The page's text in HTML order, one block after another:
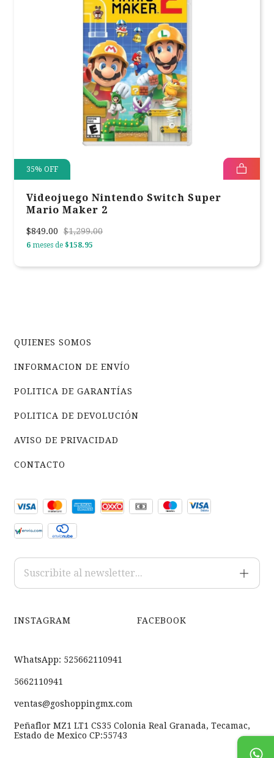
35% OFF
Videojuego Nintendo Switch Super
Mario Maker 2
$849.00 $1,299.00
6 meses de $158.95
QUIENES SOMOS
INFORMACION DE ENVÍO
POLITICA DE GARANTÍAS
POLITICA DE DEVOLUCIÓN
AVISO DE PRIVACIDAD
CONTACTO
INSTAGRAM FACEBOOK
WhatsApp: 525662110941
5662110941
ventas@goshoppingmx.com
Peñaflor MZ1 LT1 CS35 Colonia Real Granada, Tecamac,
Estado de Mexico CP:55743